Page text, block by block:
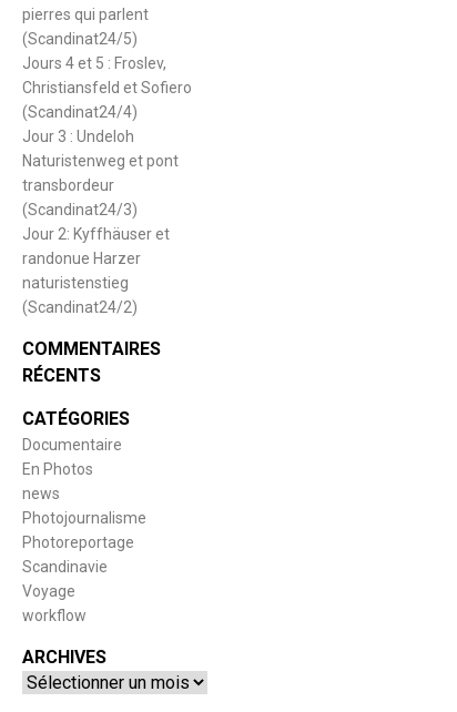
pierres qui parlent
(Scandinat24/5)
Jours 4 et 5 : Froslev,
Christiansfeld et Sofiero
(Scandinat24/4)
Jour 3 : Undeloh
Naturistenweg et pont
transbordeur
(Scandinat24/3)
Jour 2: Kyffhäuser et
randonue Harzer
naturistenstieg
(Scandinat24/2)
COMMENTAIRES
RÉCENTS
CATÉGORIES
Documentaire
En Photos
news
Photojournalisme
Photoreportage
Scandinavie
Voyage
workflow
ARCHIVES
Archives